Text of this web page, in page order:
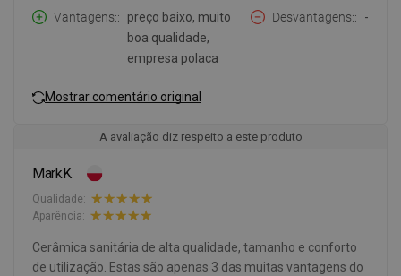
Vantagens:
preço baixo, muito
boa qualidade,
empresa polaca
Desvantagens: -
Mostrar comentário original
A avaliação diz respeito a este produto
MarkK
Qualidade:
Aparência:
Cerâmica sanitária de alta qualidade, tamanho e conforto
de utilização. Estas são apenas 3 das muitas vantagens do